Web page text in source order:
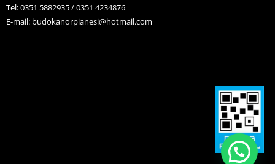
Tel: 0351 5882935 / 0351 4234876
E-mail: budokanorpianesi@hotmail.com